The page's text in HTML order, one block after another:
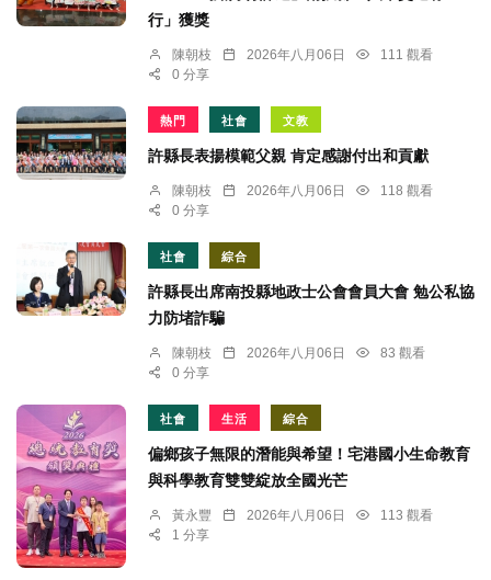
行」獲獎
陳朝枝 2026年八月06日
111 觀看
0 分享
熱門 社會 文教
許縣長表揚模範父親 肯定感謝付出和貢獻
陳朝枝 2026年八月06日
118 觀看
0 分享
社會 綜合
許縣長出席南投縣地政士公會會員大會 勉公私協
力防堵詐騙
陳朝枝 2026年八月06日
83 觀看
0 分享
社會 生活 綜合
偏鄉孩子無限的潛能與希望！宅港國小生命教育
與科學教育雙雙綻放全國光芒
黃永豐 2026年八月06日
113 觀看
1 分享